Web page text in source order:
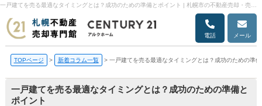
電話 メール
TOPページ > 新着コラム一覧 > 一戸建てを売る最適なタイミングとは？成功のための準
一戸建てを売る最適なタイミングとは？成功のための準備と
ポイント